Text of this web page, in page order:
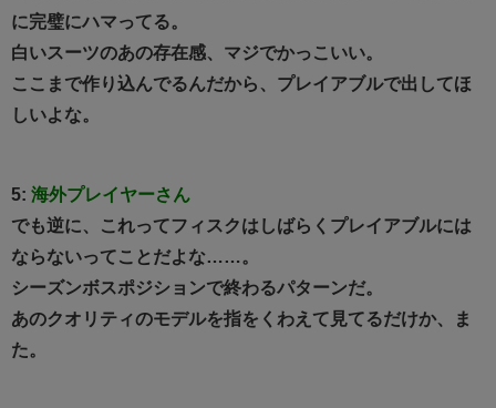
に完璧にハマってる。
白いスーツのあの存在感、マジでかっこいい。
ここまで作り込んでるんだから、プレイアブルで出してほ
しいよな。
5: 海外プレイヤーさん
でも逆に、これってフィスクはしばらくプレイアブルには
ならないってことだよな……。
シーズンボスポジションで終わるパターンだ。
あのクオリティのモデルを指をくわえて見てるだけか、ま
た。